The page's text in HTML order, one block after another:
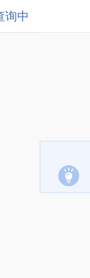
询中